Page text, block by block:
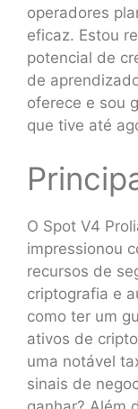
operadores
eficaz. Estou
potencial de
de
oferece e sou
que tive até
O Spot V4
impressionou
recursos de
criptografia e
como ter um
ativos de
uma notável
sinais de